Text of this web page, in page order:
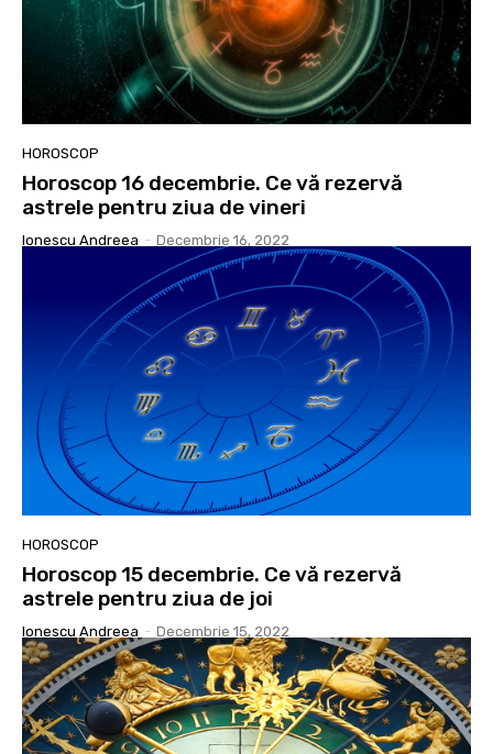
HOROSCOP
Horoscop 16 decembrie. Ce vă rezervă
astrele pentru ziua de vineri
Ionescu Andreea - Decembrie 16, 2022
HOROSCOP
Horoscop 15 decembrie. Ce vă rezervă
astrele pentru ziua de joi
Ionescu Andreea - Decembrie 15, 2022